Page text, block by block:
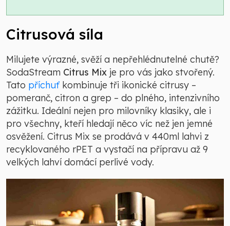
Citrusová síla
Milujete výrazné, svěží a nepřehlédnutelné chutě?
SodaStream Citrus Mix je pro vás jako stvořený.
Tato příchuť kombinuje tři ikonické citrusy –
pomeranč, citron a grep – do plného, intenzivního
zážitku. Ideální nejen pro milovníky klasiky, ale i
pro všechny, kteří hledají něco víc než jen jemné
osvěžení. Citrus Mix se prodává v 440ml lahvi z
recyklovaného rPET a vystačí na přípravu až 9
velkých lahví domácí perlivé vody.